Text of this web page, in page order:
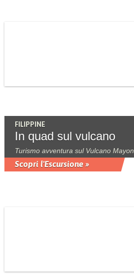
FILIPPINE
In quad sul vulcano
Turismo avventura sul Vulcano Mayon
Scopri l'Escursione »